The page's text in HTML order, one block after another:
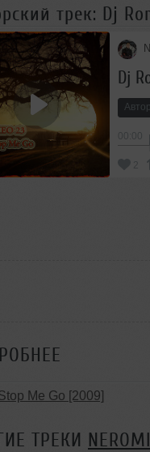
трек: Dj
Dj
2
Me Go [2009]
ТРЕКИ